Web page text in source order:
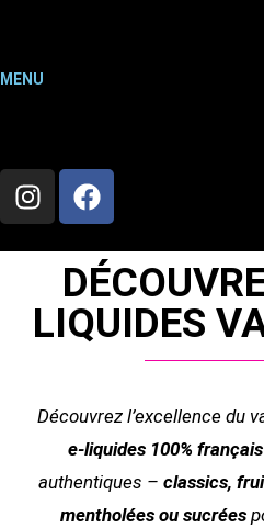
MENU
LIQUIDES
Découvrez l’excellence du
e-liquides 100% français
authentiques – classics,
mentholées ou sucrées